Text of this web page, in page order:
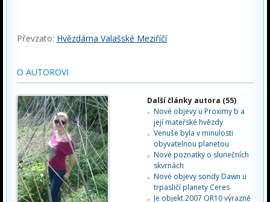
Převzato: Hvězdárna Valašské Meziříčí
O AUTOROVI
Další články autora (55)
Nové objevy u Proximy b a
její mateřské hvězdy
Venuše byla v minulosti
obyvatelnou planetou
Nové poznatky o slunečních
skvrnách
Nové objevy sondy Dawn u
trpasličí planety Ceres
Je objekt 2007 OR10 výrazně